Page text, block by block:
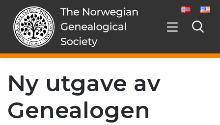
content
Ny utgave av
Genealogen